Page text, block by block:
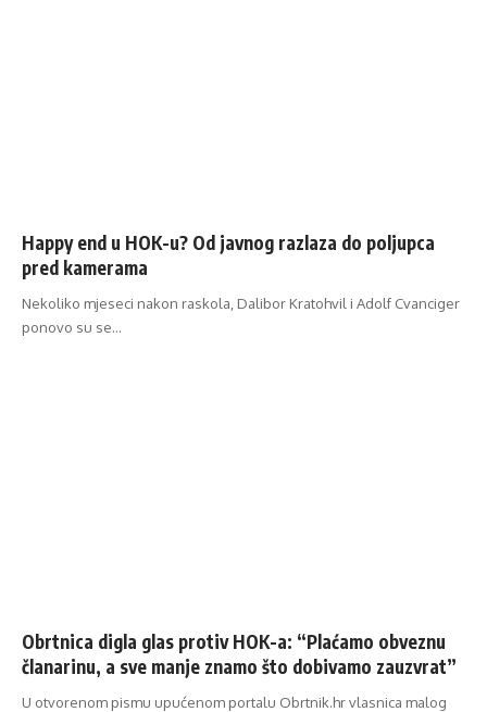
Happy end u HOK-u? Od javnog razlaza do poljupca
pred kamerama
Nekoliko mjeseci nakon raskola, Dalibor Kratohvil i Adolf Cvanciger
ponovo su se…
Obrtnica digla glas protiv HOK-a: “Plaćamo obveznu
članarinu, a sve manje znamo što dobivamo zauzvrat”
U otvorenom pismu upućenom portalu Obrtnik.hr vlasnica malog